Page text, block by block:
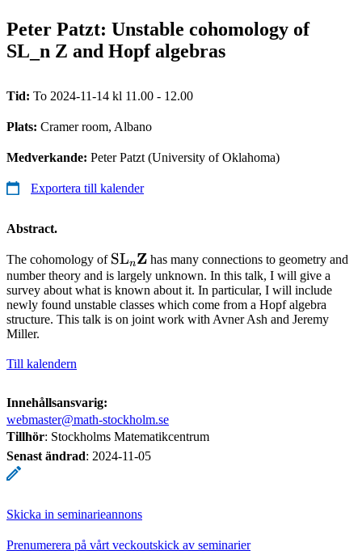
Peter Patzt: Unstable cohomology of
SL_n Z and Hopf algebras
Tid: To 2024-11-14 kl 11.00 - 12.00
Plats: Cramer room, Albano
Medverkande: Peter Patzt (University of Oklahoma)
Exportera till kalender
Abstract.
The cohomology of \mathrm{SL}_n
\mathbf{Z}
SLnZ has many connections to geometry and
number theory and is largely unknown. In this talk, I will give a
survey about what is known about it. In particular, I will include
newly found unstable classes which come from a Hopf algebra
structure. This talk is on joint work with Avner Ash and Jeremy
Miller.
Till kalendern
Innehållsansvarig:
webmaster@math-stockholm.se
Tillhör: Stockholms Matematikcentrum
Senast ändrad: 2024-11-05
Skicka in seminarieannons
Prenumerera på vårt veckoutskick av seminarier